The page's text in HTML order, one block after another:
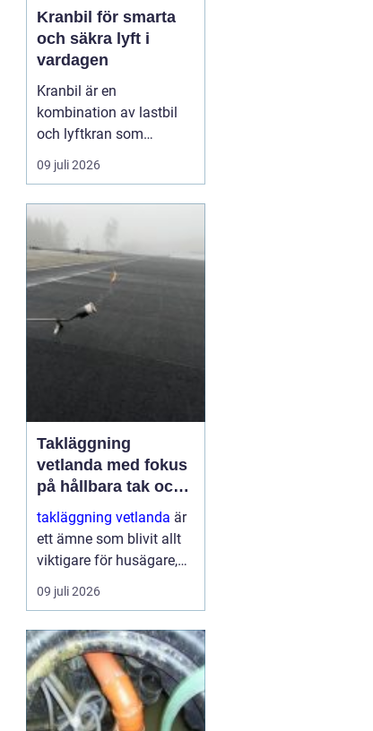
Kranbil för smarta
och säkra lyft i
vardagen
Kranbil är en
kombination av lastbil
och lyftkran som
används när tungt eller
skrymmande material
säkert och
Genom att hyra en
kranbil kan
privatpersoner, företag
och entrepren&...
09 juli 2026
Takläggning
vetlanda med fokus
på hållbara tak och
trygga hus
takläggning vetlanda är
ett ämne som blivit allt
viktigare för husägare,
bostadsrättsföreningar
och fastighetsägare i
skyddar inte bara mot
regn, snö och blåst, utan
påve...
09 juli 2026